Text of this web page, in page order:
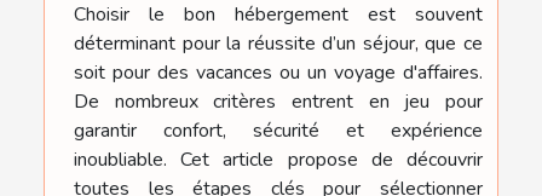
Choisir le bon hébergement est souvent
déterminant pour la réussite d’un séjour, que ce
soit pour des vacances ou un voyage d'affaires.
De nombreux critères entrent en jeu pour
garantir confort, sécurité et expérience
inoubliable. Cet article propose de découvrir
toutes les étapes clés pour sélectionner